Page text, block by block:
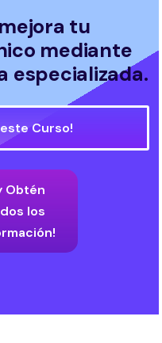
tu
mediante
especializada.
Curso!
Obtén
los